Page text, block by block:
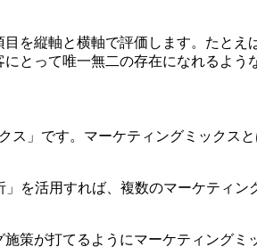
を縦軸と横軸で評価します。たと
とって唯一無二の存在になれるよう
」です。マーケティングミックス
を活用すれば、複数のマーケティ
策が打てるようにマーケティング